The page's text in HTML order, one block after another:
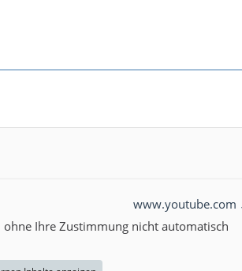
www.youtube.com
Ihre Zustimmung nicht automatisch